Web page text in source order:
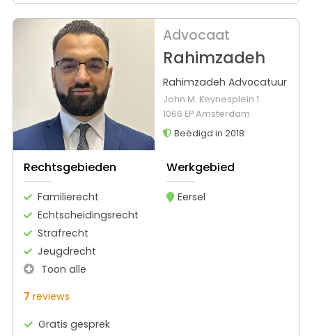
Advocaat
Rahimzadeh
Rahimzadeh Advocatuur
John M. Keynesplein 1
1066 EP Amsterdam
Beëdigd in 2018
Rechtsgebieden
Familierecht
Echtscheidingsrecht
Strafrecht
Jeugdrecht
Toon alle
Werkgebied
Eersel
7 reviews
Gratis gesprek